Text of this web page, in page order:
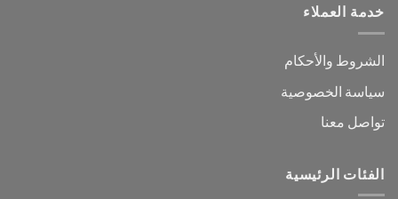
خدمة العملاء
الشروط والأحكام
سياسة الخصوصية
تواصل معنا
الفئات الرئيسية